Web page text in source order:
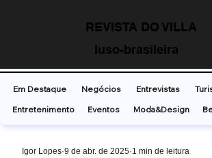
REVISTA DO VILLA
luso-brasileira
Ígor Lopes 9 de abr. de 2025 1 min de leitura
Em Destaque Negócios Entrevistas
Entretenimento
Eventos Moda&Design